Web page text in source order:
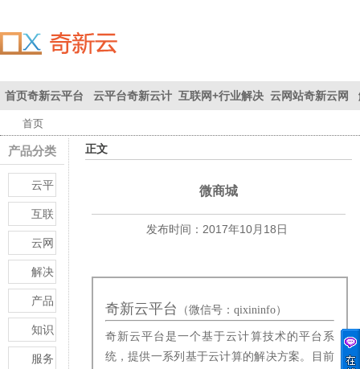
首页奇新云平台
首页
云平台奇新云计 互联网+行业解决 云网站奇新云网
联系我们
造价值
首页
产品分类
云平
台
互联
网+
云网
站
解决
方案
产品
知识
库
服务
正文
微商城
发布时间： 2017年10月18日
奇新云平台 （微信号：qixininfo）
奇新云平台是一个基于云计算技术的平台系
统，提供一系列基于云计算的解决方案。目前